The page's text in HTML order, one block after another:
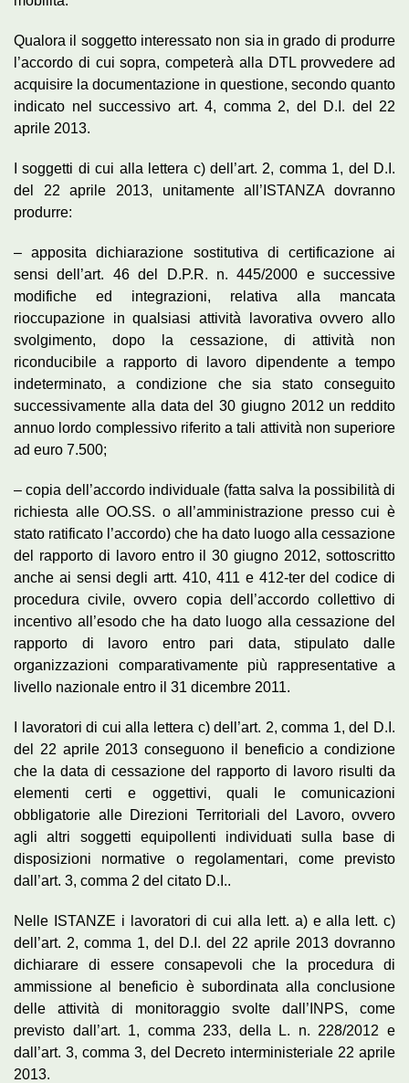
Qualora il soggetto interessato non sia in grado di produrre
l’accordo di cui sopra, competerà alla DTL provvedere ad
acquisire la documentazione in questione, secondo quanto
indicato nel successivo art. 4, comma 2, del D.I. del 22
aprile 2013.
I soggetti di cui alla lettera c) dell’art. 2, comma 1, del D.I.
del 22 aprile 2013, unitamente all’ISTANZA dovranno
produrre:
– apposita dichiarazione sostitutiva di certificazione ai
sensi dell’art. 46 del D.P.R. n. 445/2000 e successive
modifiche ed integrazioni, relativa alla mancata
rioccupazione in qualsiasi attività lavorativa ovvero allo
svolgimento, dopo la cessazione, di attività non
riconducibile a rapporto di lavoro dipendente a tempo
indeterminato, a condizione che sia stato conseguito
successivamente alla data del 30 giugno 2012 un reddito
annuo lordo complessivo riferito a tali attività non superiore
ad euro 7.500;
– copia dell’accordo individuale (fatta salva la possibilità di
richiesta alle OO.SS. o all’amministrazione presso cui è
stato ratificato l’accordo) che ha dato luogo alla cessazione
del rapporto di lavoro entro il 30 giugno 2012, sottoscritto
anche ai sensi degli artt. 410, 411 e 412-ter del codice di
procedura civile, ovvero copia dell’accordo collettivo di
incentivo all’esodo che ha dato luogo alla cessazione del
rapporto di lavoro entro pari data, stipulato dalle
organizzazioni comparativamente più rappresentative a
livello nazionale entro il 31 dicembre 2011.
I lavoratori di cui alla lettera c) dell’art. 2, comma 1, del D.I.
del 22 aprile 2013 conseguono il beneficio a condizione
che la data di cessazione del rapporto di lavoro risulti da
elementi certi e oggettivi, quali le comunicazioni
obbligatorie alle Direzioni Territoriali del Lavoro, ovvero
agli altri soggetti equipollenti individuati sulla base di
disposizioni normative o regolamentari, come previsto
dall’art. 3, comma 2 del citato D.I..
Nelle ISTANZE i lavoratori di cui alla lett. a) e alla lett. c)
dell’art. 2, comma 1, del D.I. del 22 aprile 2013 dovranno
dichiarare di essere consapevoli che la procedura di
ammissione al beneficio è subordinata alla conclusione
delle attività di monitoraggio svolte dall’INPS, come
previsto dall’art. 1, comma 233, della L. n. 228/2012 e
dall’art. 3, comma 3, del Decreto interministeriale 22 aprile
2013.